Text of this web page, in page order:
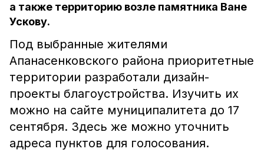
а также территорию возле памятника Ване
Ускову.
Под выбранные жителями
Апанасенковского района приоритетные
территории разработали дизайн-
проекты благоустройства. Изучить их
можно на сайте муниципалитета до 17
сентября. Здесь же можно уточнить
адреса пунктов для голосования.